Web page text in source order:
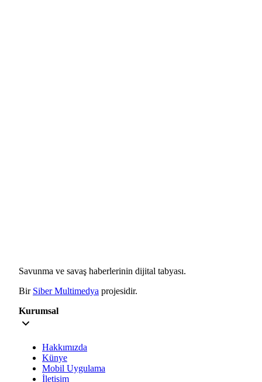
Savunma ve savaş haberlerinin dijital tabyası.
Bir Siber Multimedya projesidir.
Kurumsal
Hakkımızda
Künye
Mobil Uygulama
İletişim